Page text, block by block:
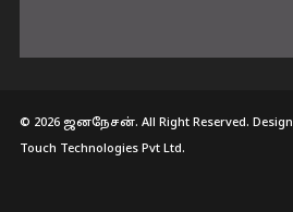
© 2026 ஜனநேசன். All Right Reserved.
Touch Technologies Pvt Ltd.